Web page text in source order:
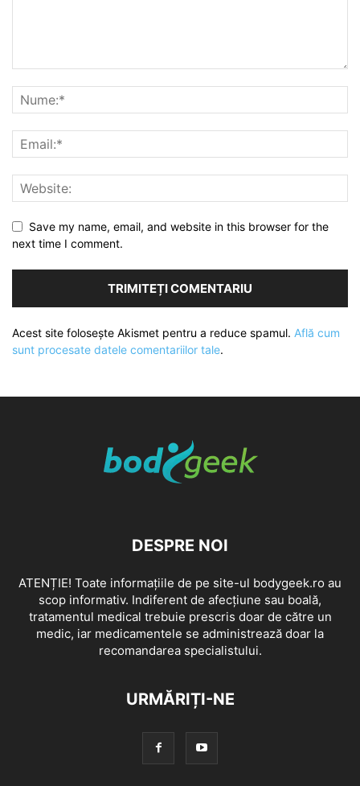
Save my name, email, and website in this browser for the
next time I comment.
Acest site folosește Akismet pentru a reduce spamul. Află cum
sunt procesate datele comentariilor tale.
DESPRE NOI
ATENȚIE! Toate informațiile de pe site-ul bodygeek.ro au
scop informativ. Indiferent de afecțiune sau boală,
tratamentul medical trebuie prescris doar de către un
medic, iar medicamentele se administrează doar la
recomandarea specialistului.
URMĂRIȚI-NE